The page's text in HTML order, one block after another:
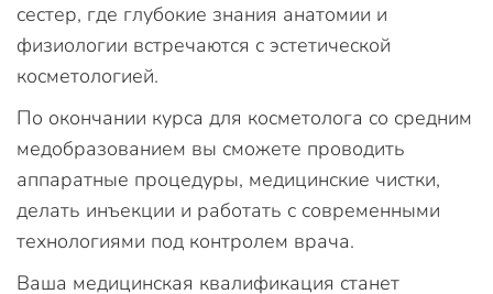
сестер, где глубокие знания анатомии и
физиологии встречаются с эстетической
косметологией.
По окончании курса для косметолога со средним
медобразованием вы сможете проводить
аппаратные процедуры, медицинские чистки,
делать инъекции и работать с современными
технологиями под контролем врача.
Ваша медицинская квалификация станет